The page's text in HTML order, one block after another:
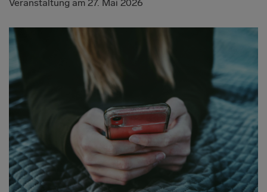
Veranstaltung am 27. Mai 2026